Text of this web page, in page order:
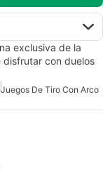
exclusiva de la
disfrutar con duelos
Juegos De Tiro Con Arco